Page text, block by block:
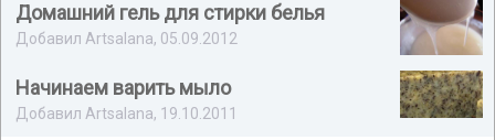
Домашний гель для стирки белья
Добавил Artsalana, 05.09.2012
Начинаем варить мыло
Добавил Artsalana, 19.10.2011